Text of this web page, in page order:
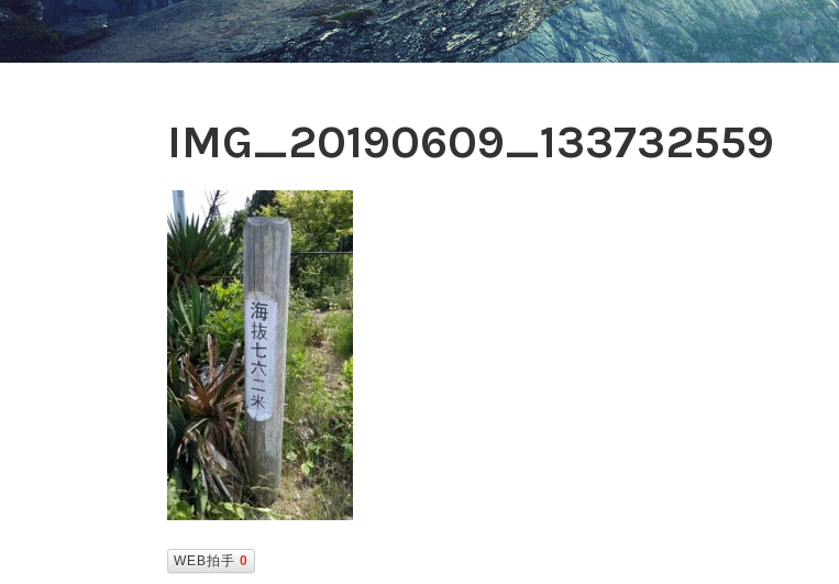
IMG_20190609_133732559
WEB拍手 0